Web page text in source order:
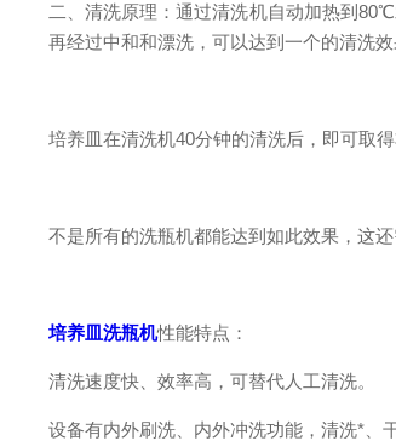
二、清洗原理：通过清洗机自动加热到
再经过中和和漂洗，可以达到一个的清洗
培养皿在清洗机40分钟的清洗后，即可取
不是所有的洗瓶机都能达到如此效果，这
培养皿洗瓶机性能特点：
清洗速度快、效率高，可替代人工清洗。
设备有内外刷洗、内外冲洗功能，清洗*、干